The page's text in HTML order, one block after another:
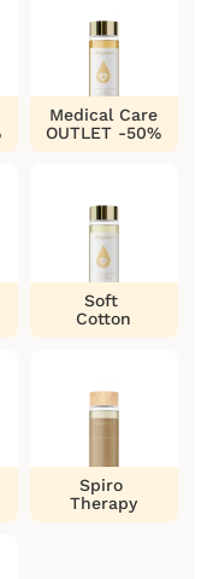
Medical Care
OUTLET -50%
Soft
Cotton
Spiro
Therapy